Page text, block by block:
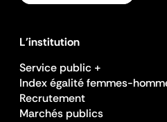
L'institution
Service public +
Index égalité femmes-
Recrutement
Marchés publics